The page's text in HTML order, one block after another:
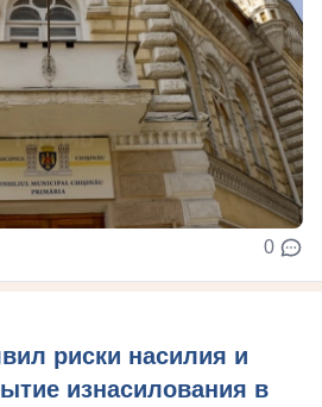
0
риски насилия и
изнасилования в